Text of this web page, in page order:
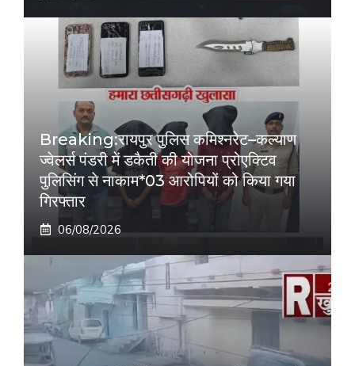
Breaking:रायपुर पुलिस कमिश्नरेट–कल्याण
ज्वेलर्स पंडरी में डकैती की योजना प्रोएक्टिव
पुलिसिंग से नाकाम*03 आरोपियों को किया गया
गिरफ्तार
06/08/2026